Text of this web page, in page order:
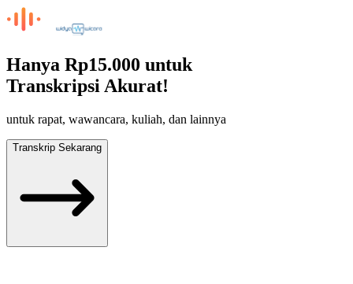
Hanya Rp15.000 untuk
Transkripsi Akurat!
untuk rapat, wawancara, kuliah, dan lainnya
Transkrip Sekarang